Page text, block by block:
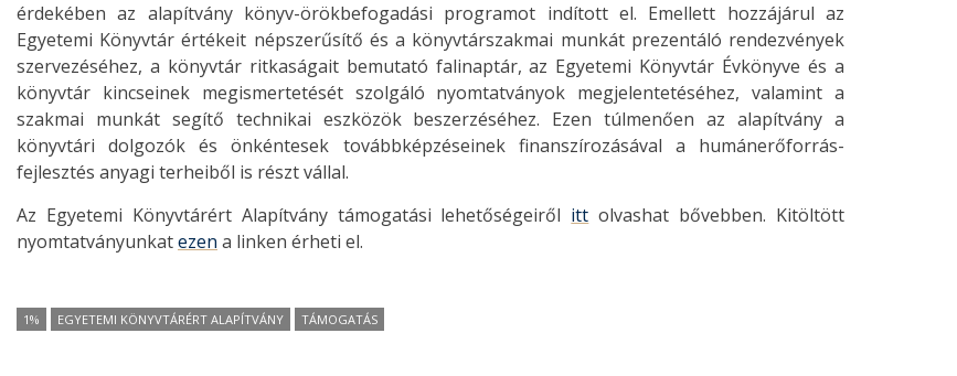
érdekében az alapítvány könyv-örökbefogadási programot indított el. Emellett hozzájárul az
Egyetemi Könyvtár értékeit népszerűsítő és a könyvtárszakmai munkát prezentáló rendezvények
szervezéséhez, a könyvtár ritkaságait bemutató falinaptár, az Egyetemi Könyvtár Évkönyve és a
könyvtár kincseinek megismertetését szolgáló nyomtatványok megjelentetéséhez, valamint a
szakmai munkát segítő technikai eszközök beszerzéséhez. Ezen túlmenően az alapítvány a
könyvtári dolgozók és önkéntesek továbbképzéseinek finanszírozásával a humánerőforrás-
fejlesztés anyagi terheiből is részt vállal.
Az Egyetemi Könyvtárért Alapítvány támogatási lehetőségeiről itt olvashat bővebben. Kitöltött
nyomtatványunkatezen a linken érheti el.
1% EGYETEMI KÖNYVTÁRÉRT ALAPÍTVÁNY TÁMOGATÁS